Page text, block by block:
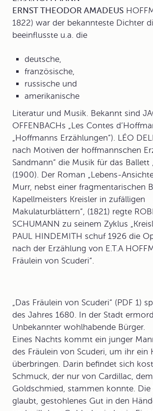
ERNST THEODOR AMADEUS
1822) war der bekannteste Dichter
beeinflusste u.a. die
deutsche,
französische,
russische und
amerikanische
Literatur und Musik. Bekannt sind
OFFENBACHs „Les Contes
„Hoffmanns Erzählungen“). LÉO
nach Motiven der hoffmannschen
Sandmann“ die Musik für das Ballett
(1900). Der Roman „Lebens-
Murr, nebst einer fragmentarischen
Kapellmeisters Kreisler in zufälligen
Makulaturblättern“, (1821) regte
SCHUMANN zu seinem Zyklus
PAUL HINDEMITH schuf 1926 die
nach der Erzählung von E.T.A
Fräulein von Scuderi“.
„Das Fräulein von Scuderi“ (PDF 1)
des Jahres 1680. In der Stadt
Unbekannter wohlhabende Bürger.
Eines Nachts kommt ein junger
des Fräulein von Scuderi, um ihr ein
überbringen. Darin befindet sich
Schmuck, der nur von Cardillac, dem
Goldschmied, stammen konnte. Die
glaubt, gestohlenes Gut in den